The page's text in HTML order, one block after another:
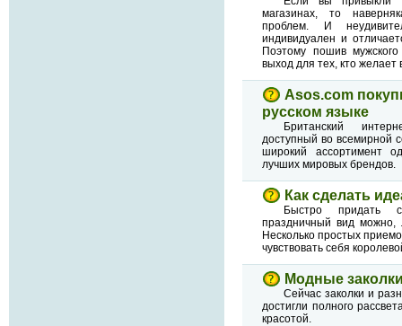
магазинах, то
проблем. И
индивидуален и
Поэтому пошив
выход для тех, кто желает
Asos.com
русском языке
Британский
доступный во всемирной
широкий ассортимент
лучших мировых брендов.
Как сделать
Быстро придать
праздничный вид можно,
Несколько простых
чувствовать себя
Модные
Сейчас заколки и
достигли полного
красотой.